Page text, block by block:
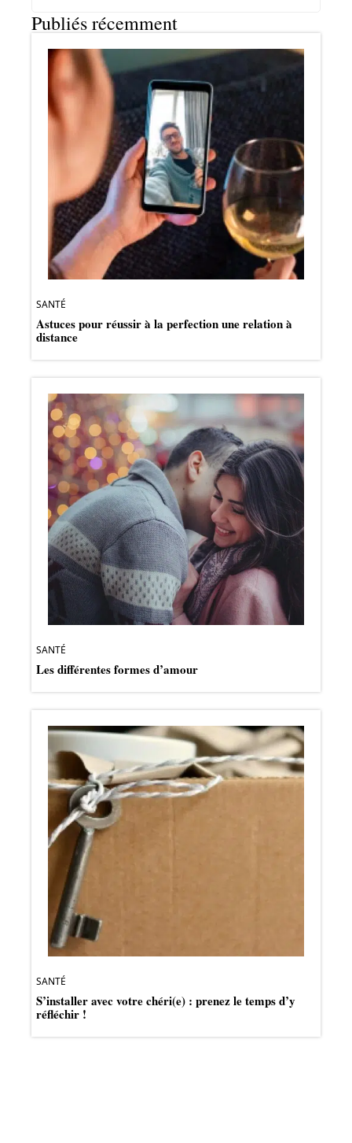
Publiés récemment
SANTÉ
Astuces pour réussir à la perfection une relation à
distance
SANTÉ
Les différentes formes d’amour
SANTÉ
S’installer avec votre chéri(e) : prenez le temps d’y
réfléchir !